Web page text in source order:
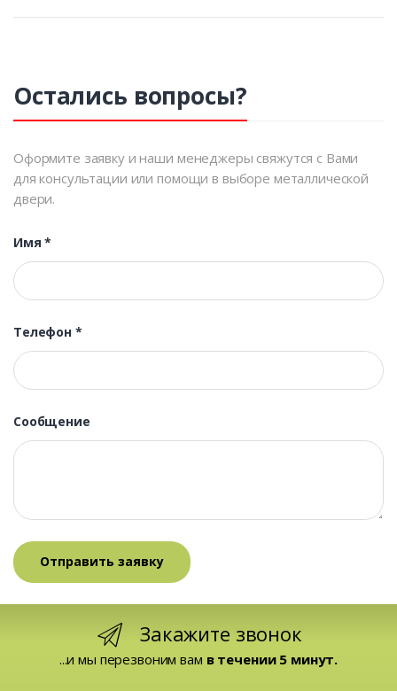
Остались вопросы?
Оформите заявку и наши менеджеры свяжутся с Вами
для консультации или помощи в выборе металлической
двери.
Имя*
Телефон *
Сообщение
Закажите звонок
...и мы перезвоним вам в течении 5 минут.